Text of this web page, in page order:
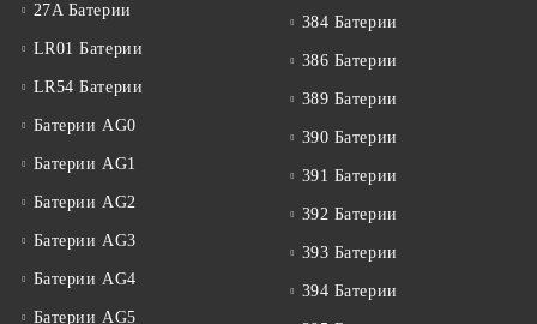
27A Батерии
LR01 Батерии
LR54 Батерии
Батерии AG0
Батерии AG1
Батерии AG2
Батерии AG3
Батерии AG4
Батерии AG5
384 Батерии
386 Батерии
389 Батерии
390 Батерии
391 Батерии
392 Батерии
393 Батерии
394 Батерии